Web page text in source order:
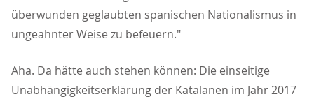
überwunden geglaubten spanischen Nationalismus in
ungeahnter Weise zu befeuern."
Aha. Da hätte auch stehen können: Die einseitige
Unabhängigkeitserklärung der Katalanen im Jahr 2017